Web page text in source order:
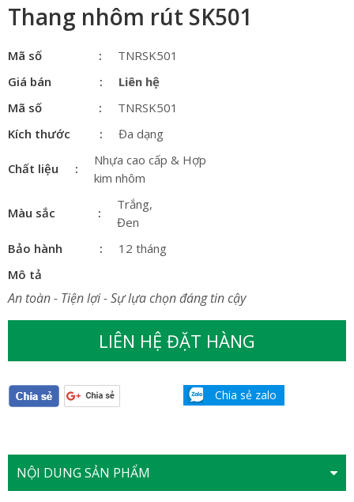
Thang nhôm rút SK501
Mã số
TNRSK501
Giá bán
Liên hệ
Mã số
TNRSK501
Kích thước
Đa dạng
Chất liệu
Nhựa cao cấp & Hợp
kim nhôm
Màu sắc
Trắng,
Đen
Bảo hành
12 tháng
Mô tả
An toàn - Tiện lợi - Sự lựa chọn đáng tin cậy
LIÊN HỆ ĐẶT HÀNG
Chia sẻ zalo
NỘI DUNG SẢN PHẨM